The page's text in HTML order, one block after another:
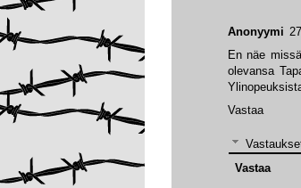
Anonyymi
En näe
olevansa
Vastaa
Vastaa